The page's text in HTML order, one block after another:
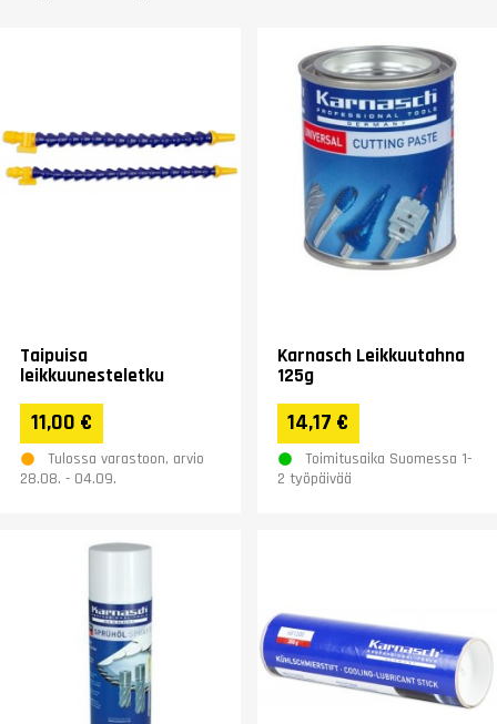
Taipuisa
leikkuunesteletku
11,00 €
Tulossa varastoon, arvio
28.08. - 04.09.
Karnasch Leikkuutahna
125g
14,17 €
Toimitusaika Suomessa 1-
2 työpäivää